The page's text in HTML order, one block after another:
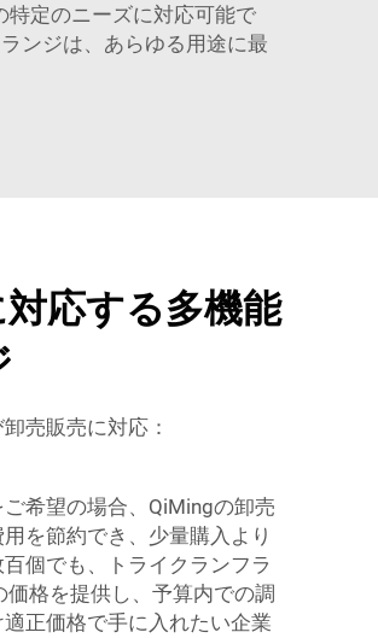
定のニーズに対応可能で
ンジは、あらゆる用途に最
応する多機能
売販売に対応：
希望の場合、QiMingの卸売
を節約でき、少量購入より
個でも、トライクランフラ
格を提供し、予算内での調
正価格で手に入れたい企業